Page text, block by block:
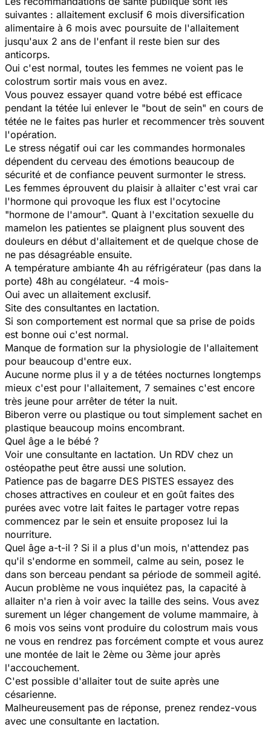
suivantes : allaitement exclusif 6 mois diversification
alimentaire à 6 mois avec poursuite de l'allaitement
jusqu'aux 2 ans de l'enfant il reste bien sur des
anticorps.
Oui c'est normal, toutes les femmes ne voient pas le
colostrum sortir mais vous en avez.
Vous pouvez essayer quand votre bébé est efficace
pendant la tétée lui enlever le "bout de sein" en cours de
tétée ne le faites pas hurler et recommencer très souvent
l'opération.
Le stress négatif oui car les commandes hormonales
dépendent du cerveau des émotions beaucoup de
sécurité et de confiance peuvent surmonter le stress.
Les femmes éprouvent du plaisir à allaiter c'est vrai car
l'hormone qui provoque les flux est l'ocytocine
"hormone de l'amour". Quant à l'excitation sexuelle du
mamelon les patientes se plaignent plus souvent des
douleurs en début d'allaitement et de quelque chose de
ne pas désagréable ensuite.
A température ambiante 4h au réfrigérateur (pas dans la
porte) 48h au congélateur. -4 mois-
Oui avec un allaitement exclusif.
Site des consultantes en lactation.
Si son comportement est normal que sa prise de poids
est bonne oui c'est normal.
Manque de formation sur la physiologie de l'allaitement
pour beaucoup d'entre eux.
Aucune norme plus il y a de tétées nocturnes longtemps
mieux c'est pour l'allaitement, 7 semaines c'est encore
très jeune pour arrêter de téter la nuit.
Biberon verre ou plastique ou tout simplement sachet en
plastique beaucoup moins encombrant.
Quel âge a le bébé ?
Voir une consultante en lactation. Un RDV chez un
ostéopathe peut être aussi une solution.
Patience pas de bagarre DES PISTES essayez des
choses attractives en couleur et en goût faites des
purées avec votre lait faites le partager votre repas
commencez par le sein et ensuite proposez lui la
nourriture.
Quel âge a-t-il ? Si il a plus d'un mois, n'attendez pas
qu'il s'endorme en sommeil, calme au sein, posez le
dans son berceau pendant sa période de sommeil agité.
Aucun problème ne vous inquiétez pas, la capacité à
allaiter n'a rien à voir avec la taille des seins. Vous avez
surement un léger changement de volume mammaire, à
6 mois vos seins vont produire du colostrum mais vous
ne vous en rendrez pas forcément compte et vous aurez
une montée de lait le 2ème ou 3ème jour après
l'accouchement.
C'est possible d'allaiter tout de suite après une
césarienne.
Malheureusement pas de réponse, prenez rendez-vous
avec une consultante en lactation.